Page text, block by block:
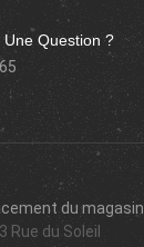
Une Question ?
du magasin
3 Rue du Soleil